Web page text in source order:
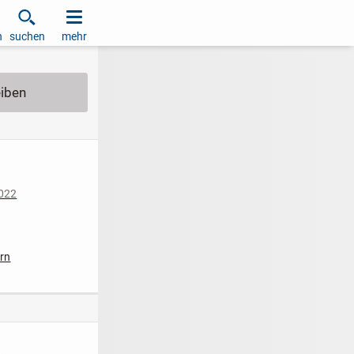
suchen mehr